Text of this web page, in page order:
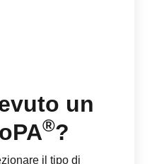
un
®?
il tipo di